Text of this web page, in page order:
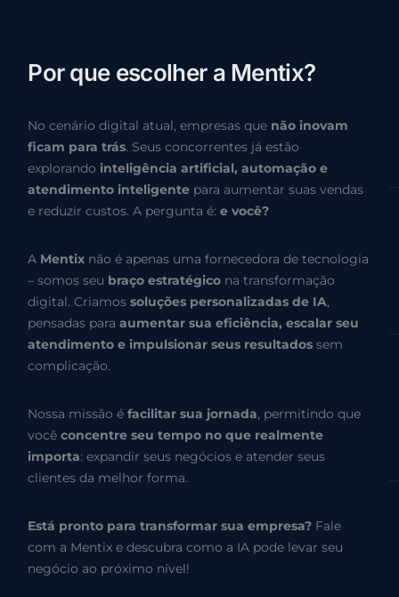
Por que escolher a Mentix?
No cenário digital atual, empresas que não inovam
ficam para trás. Seus concorrentes já estão
explorando inteligência artificial, automação e
atendimento inteligente para aumentar suas vendas
e reduzir custos. A pergunta é:e você?
A Mentix não é apenas uma fornecedora de tecnologia
– somos seu braço estratégico na transformação
digital. Criamossoluções personalizadas de IA,
pensadas paraaumentar sua eficiência, escalar seu
atendimento e impulsionar seus resultados sem
complicação.
Nossa missão éfacilitar sua jornada, permitindo que
vocêconcentre seu tempo no que realmente
importa: expandir seus negócios e atender seus
clientes da melhor forma.
Está pronto para transformar sua empresa? Fale
com a Mentix e descubra como a IA pode levar seu
negócio ao próximo nível!